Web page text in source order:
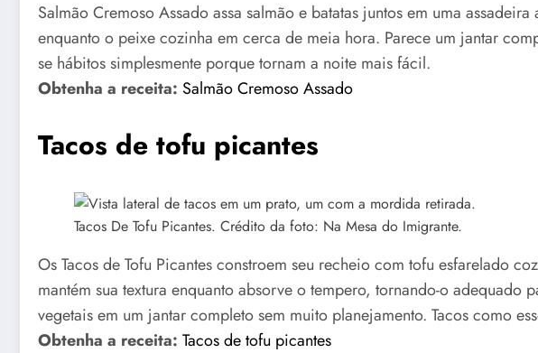
Salmão Cremoso Assado assa salmão e batatas juntos em uma
enquanto o peixe cozinha em cerca de meia hora. Parece um jantar
se hábitos simplesmente porque tornam a noite mais fácil.
Obtenha a receita: Salmão Cremoso Assado
Tacos de tofu picantes
Tacos De Tofu Picantes. Crédito da foto: Na Mesa do Imigrante.
Os Tacos de Tofu Picantes constroem seu recheio com tofu esfarelado
mantém sua textura enquanto absorve o tempero, tornando-o
vegetais em um jantar completo sem muito planejamento. Tacos como
Obtenha a receita: Tacos de tofu picantes